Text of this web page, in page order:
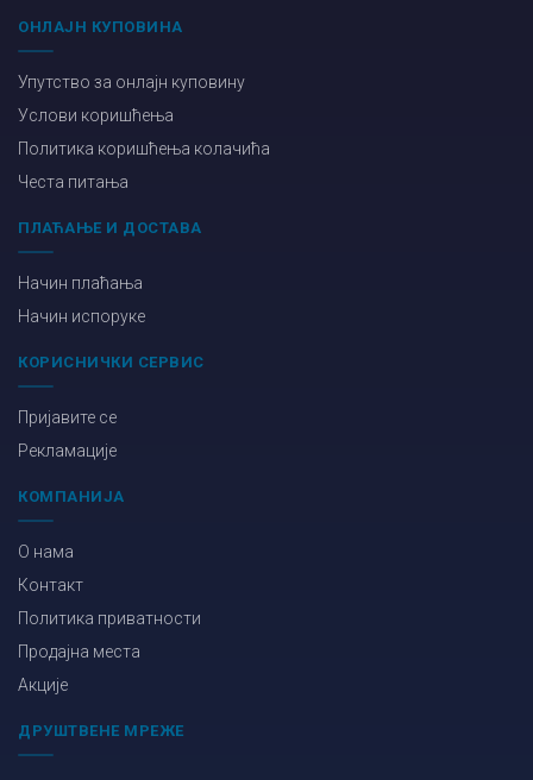
ОНЛАЈН КУПОВИНА
Упутство за онлајн куповину
Услови коришћења
Политика коришћења колачића
Честа питања
ПЛАЋАЊЕ И ДОСТАВА
Начин плаћања
Начин испоруке
КОРИСНИЧКИ СЕРВИС
Пријавите се
Рекламације
КОМПАНИЈА
О нама
Контакт
Политика приватности
Продајна места
Акције
ДРУШТВЕНЕ МРЕЖЕ